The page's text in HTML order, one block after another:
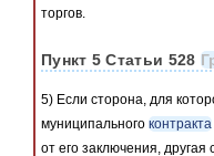
торгов.
Пункт 5 Статьи 528
5) Если сторона, для
муниципального контракта
от его заключения, другая